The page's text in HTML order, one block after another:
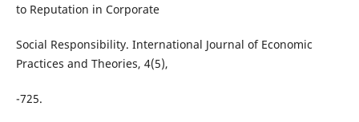
to Reputation in Corporate
Social Responsibility. International Journal of Economic
Practices and Theories, 4(5),
-725.